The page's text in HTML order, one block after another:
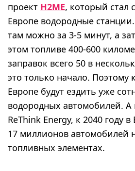
проект H2ME, который стал
Европе водородные
там можно за 3-5 минут, а
этом топливе 400-600
заправок всего 50 в
это только начало. Поэтому
Европе будут ездить уже
водородных автомобилей. А
ReThink Energy, к 2040 году
17 миллионов автомобилей
топливных элементах.